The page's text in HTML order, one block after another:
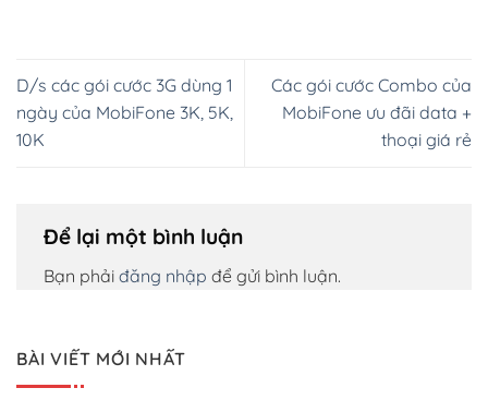
D/s các gói cước 3G dùng 1
ngày của MobiFone 3K, 5K,
10K
Các gói cước Combo của
MobiFone ưu đãi data +
thoại giá rẻ
Để lại một bình luận
Bạn phải đăng nhập để gửi bình luận.
BÀI VIẾT MỚI NHẤT